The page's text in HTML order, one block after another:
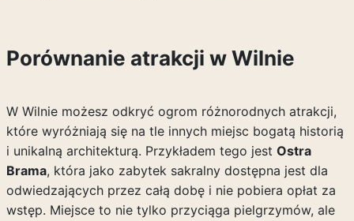
Porównanie atrakcji w Wilnie
W Wilnie możesz odkryć ogrom różnorodnych atrakcji,
które wyróżniają się na tle innych miejsc bogatą historią
i unikalną architekturą. Przykładem tego jest Ostra
Brama, która jako zabytek sakralny dostępna jest dla
odwiedzających przez całą dobę i nie pobiera opłat za
wstęp. Miejsce to nie tylko przyciąga pielgrzymów, ale